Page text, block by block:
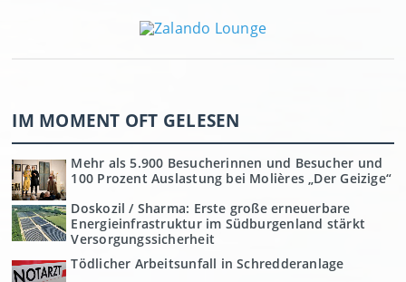
IM MOMENT OFT GELESEN
Mehr als 5.900 Besucherinnen und Besucher und
100 Prozent Auslastung bei Molières „Der Geizige“
Doskozil / Sharma: Erste große erneuerbare
Energieinfrastruktur im Südburgenland stärkt
Versorgungssicherheit
Tödlicher Arbeitsunfall in Schredderanlage